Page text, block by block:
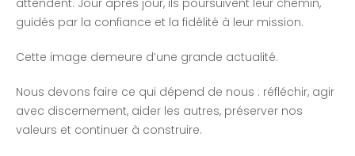
attendent. Jour après jour, ils poursuivent leur chemin,
guidés par la confiance et la fidélité à leur mission.
Cette image demeure d’une grande actualité.
Nous devons faire ce qui dépend de nous : réfléchir, agir
avec discernement, aider les autres, préserver nos
valeurs et continuer à construire.